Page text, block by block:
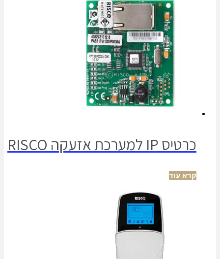
כרטיס IP למערכת אזעקה RISCO
קרא עוד